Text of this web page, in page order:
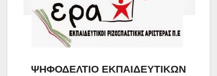
ΨΗΦΟΔΕΛΤΙΟ ΕΚΠΑΙΔΕΥΤΙΚΩΝ